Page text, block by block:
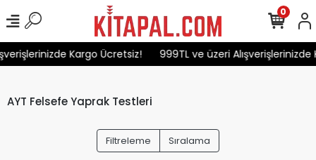
Kargo Ücretsiz! 999TL ve üzeri Alışverişlerinizde
0
AYT Felsefe Yaprak Testleri
Filtreleme Sıralama